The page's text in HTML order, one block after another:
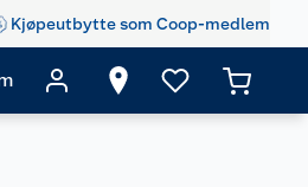
Kjøpeutbytte som Coop-medlem